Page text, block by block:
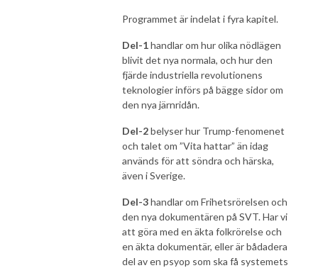
Programmet är indelat i fyra kapitel.
Del-1handlar om hur olika nödlägen
blivit det nya normala, och hur den
fjärde industriella revolutionens
teknologier införs på bägge sidor om
den nya järnridån.
Del-2belyser hur Trump-fenomenet
och talet om ”Vita hattar” än idag
används för att söndra och härska,
även i Sverige.
Del-3handlar om Frihetsrörelsen och
den nya dokumentären på SVT. Har vi
att göra med en äkta folkrörelse och
en äkta dokumentär, eller är bådadera
del av en psyop som ska få systemets